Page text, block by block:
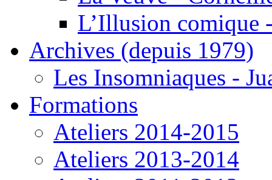
L’Illusion comique
Archives (depuis 1979)
Les Insomniaques -
Formations
Ateliers 2014-2015
Ateliers 2013-2014